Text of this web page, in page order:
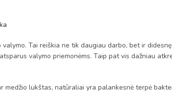
Tai reiškia ne tik daugiau darbo, bet ir
valymo priemonėms. Taip pat vis dažniau
medžio lukštas, natūraliai yra palankesnė terpė